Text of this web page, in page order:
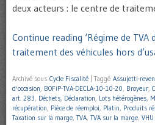
deux acteurs : le centre de
Continue reading ‘Régime de TVA
traitement des véhicules hors
Archivé sous Cycle Fiscalité Taggé Assujetti-
d'occasion BOFiP-TVA-DECLA-10-10-20 Broyeur
art. 283 Déchets Déclaration Lots hétérogènes
récupération Pièce de réemploi Platin Produits
Taxation sur la marge TVA TVA sur la marge VHU